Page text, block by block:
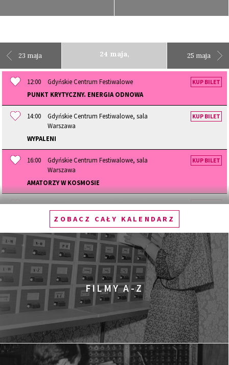
23 maja 24 maja, 25 maja
12:00
Gdyńskie Centrum Festiwalowe
PUNKT KRYTYCZNY. ENERGIA ODNOWA
KUP BILET
14:00
Gdyńskie Centrum Festiwalowe, sala
Warszawa
WYPALENI
KUP BILET
16:00
Gdyńskie Centrum Festiwalowe, sala
Warszawa
AMATORZY W KOSMOSIE
KUP BILET
16:30
Gdyńskie Centrum Festiwalowe, sala
CZYNIĆ DOBRO
KUP BILET
16:30
Gdyńskie Centrum Festiwalowe, sala
Morskie Oko
ZIARNO: NIEZNANA HISTORIA
KUP BILET
18:00
Gdyńskie Centrum Festiwalowe, sala
Warszawa
KUP BILET
18:30
Gdyńskie Centrum Festiwalowe, sala
Goplana
RESET. CZARNY ŁABĘDŹ
KUP BILET
ZOBACZ CAŁY KALENDARZ
FILMY A-Z